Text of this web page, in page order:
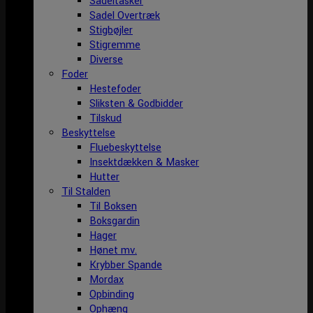
Sadel Overtræk
Stigbøjler
Stigremme
Diverse
Foder
Hestefoder
Sliksten & Godbidder
Tilskud
Beskyttelse
Fluebeskyttelse
Insektdækken & Masker
Hutter
Til Stalden
Til Boksen
Boksgardin
Hager
Hønet mv.
Krybber Spande
Mordax
Opbinding
Ophæng